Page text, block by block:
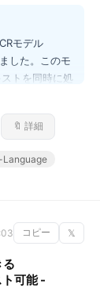
モデル
した。このモ
トを同時に処
ダルな処理
ライブラリ
現していま
🔖 詳細
コピー 𝕏
可能 -